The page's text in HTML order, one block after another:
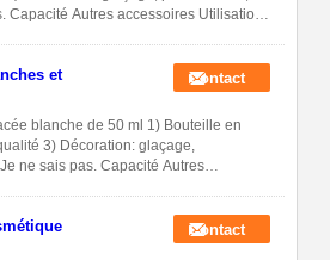
Capacité Autres accessoires Utilisation
et
Contact
blanche de 50 ml 1) Bouteille en
3) Décoration: glaçage,
ne sais pas. Capacité Autres
Contact